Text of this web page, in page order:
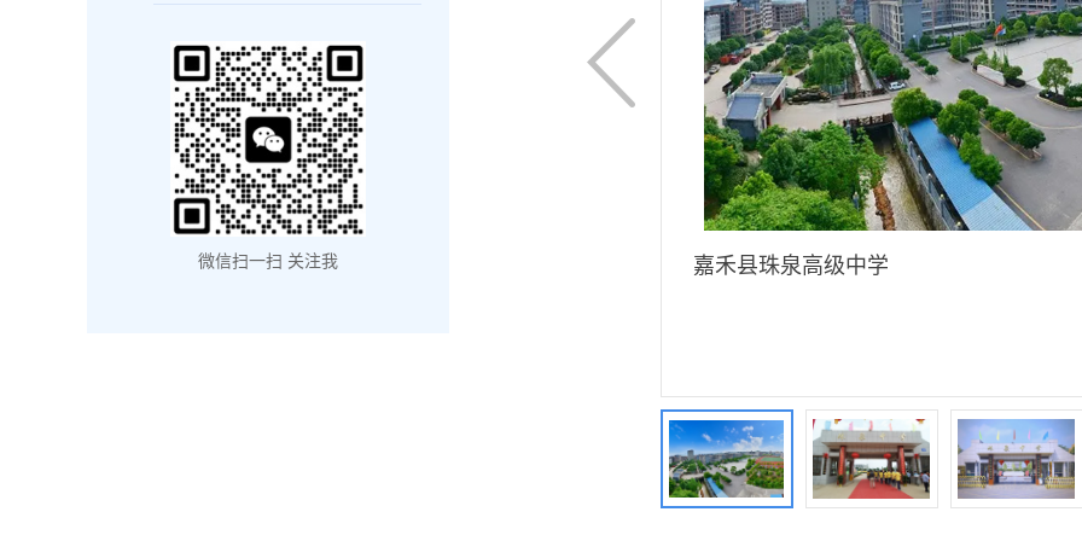
微信扫一扫 关注我 嘉禾县珠泉高级中学